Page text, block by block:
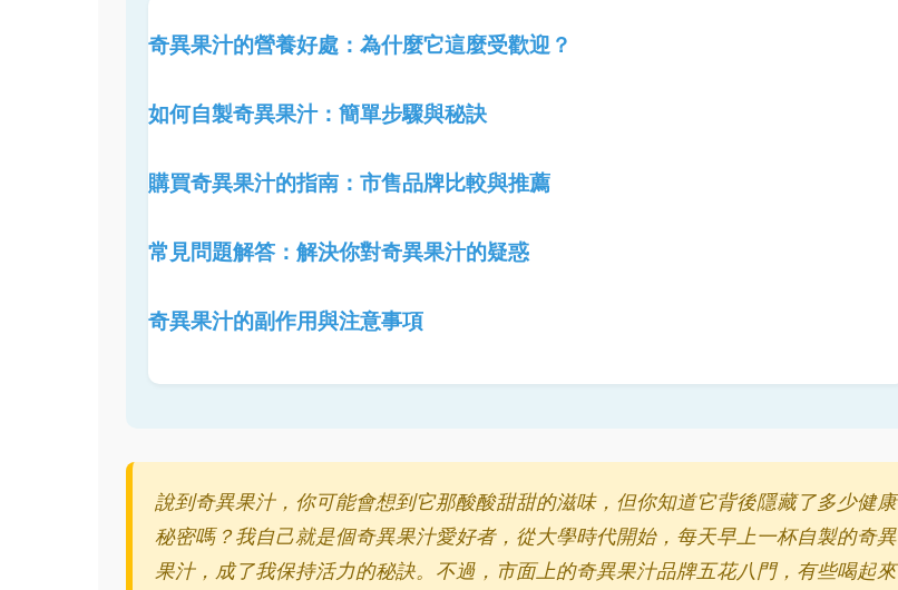
奇異果汁的營養好處：為什麼它這麼受歡迎？
如何自製奇異果汁：簡單步驟與秘訣
購買奇異果汁的指南：市售品牌比較與推薦
常見問題解答：解決你對奇異果汁的疑惑
奇異果汁的副作用與注意事項
說到奇異果汁，你可能會想到它那酸酸甜甜的滋味，但你知道它背後隱藏了多少健康
秘密嗎？我自己就是個奇異果汁愛好者，從大學時代開始，每天早上一杯自製的奇異
果汁，成了我保持活力的秘訣。不過，市面上的奇異果汁品牌五花八門，有些喝起來